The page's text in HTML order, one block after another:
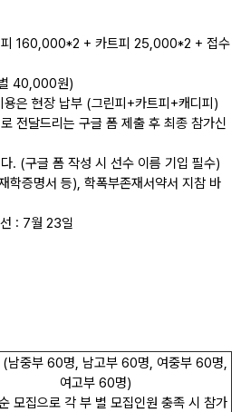
160,000*2 + 카트피 25,000*2 + 접수
40,000원)
은 현장 납부 (그린피+카트피+캐디피)
전달드리는 구글 폼 제출 후 최종 참가신
. (구글 폼 작성 시 선수 이름 기입 필수)
학증명서 등), 학폭부존재서약서 지참 바
: 7월 23일
남중부 60명, 남고부 60명, 여중부 60명,
여고부 60명)
모집으로 각 부 별 모집인원 충족 시 참가